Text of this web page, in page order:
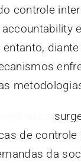
controle
de
da